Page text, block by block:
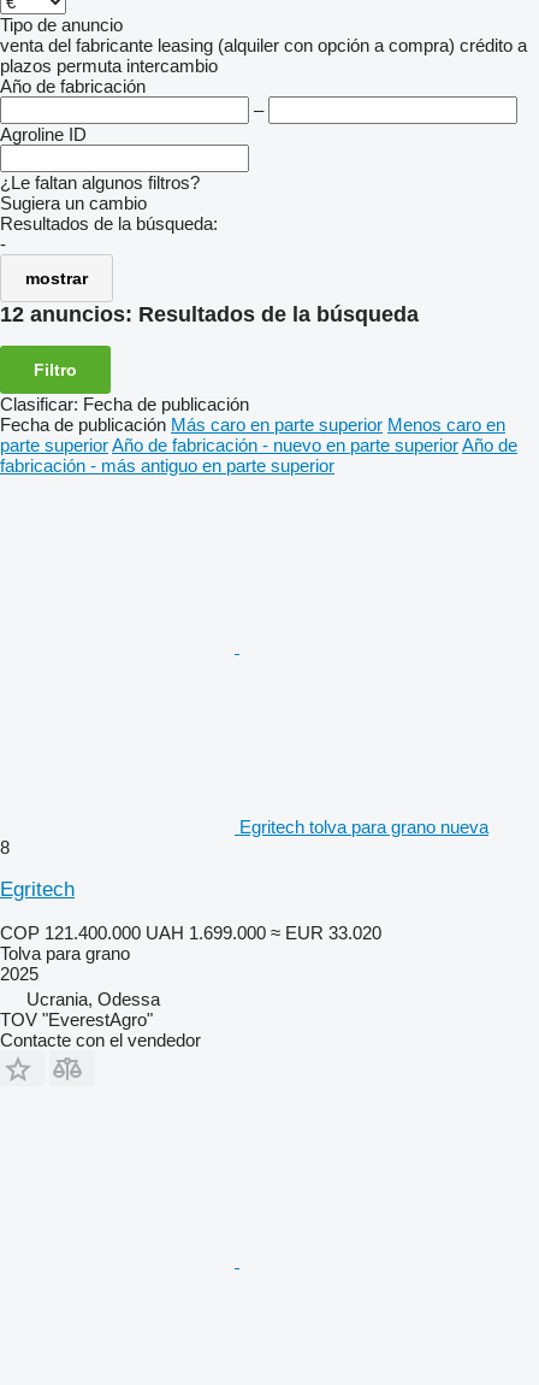
Tipo de anuncio
venta del fabricante leasing (alquiler con opción a compra) crédito a
plazos permuta intercambio
Año de fabricación
–
Agroline ID
¿Le faltan algunos filtros?
Sugiera un cambio
Resultados de la búsqueda:
-
mostrar
12 anuncios: Resultados de la búsqueda
Filtro
Clasificar: Fecha de publicación
Fecha de publicación Más caro en parte superior Menos caro en
parte superiorAño de fabricación - nuevo en parte superiorAño de
fabricación - más antiguo en parte superior
Egritech tolva para grano nueva
8
Egritech
COP 121.400.000 UAH 1.699.000 ≈ EUR 33.020
Tolva para grano
2025
Ucrania, Odessa
TOV "EverestAgro"
Contacte con el vendedor